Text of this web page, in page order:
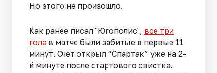
Но этого не произошло.
Как ранее писал "Югополис", все три
гола в матче были забитые в первые 11
минут. Счет открыл “Спартак” уже на 2-
й минуте после стартового свистка.